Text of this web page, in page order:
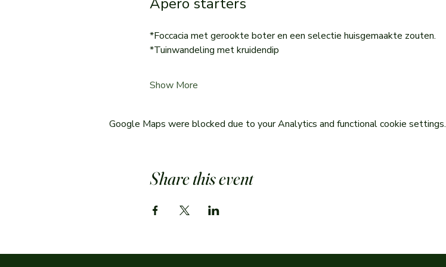
*Foccacia met gerookte boter en een selectie huisgemaakte zouten.
*Tuinwandeling met kruidendip
Show More
Google Maps were blocked due to your Analytics and functional cookie settings.
Share this event